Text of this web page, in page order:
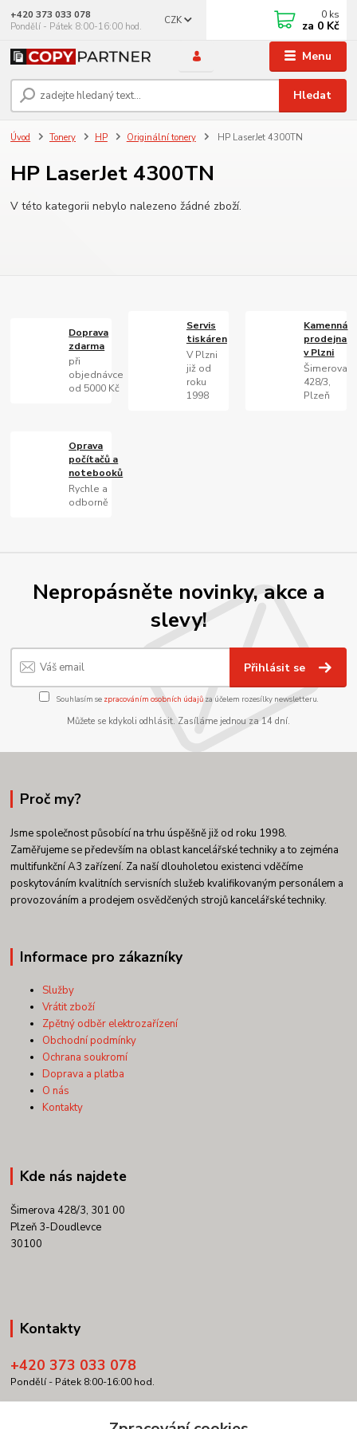
Menu
CZK
Hledat
+420 373 033 078
Pondělí - Pátek 8:00-16:00 hod.
0 ks
za 0 Kč
Úvod Tonery HP Originální tonery HP LaserJet 4300TN
HP LaserJet 4300TN
V této kategorii nebylo nalezeno žádné zboží.
Doprava
zdarma
při
objednávce
od 5000 Kč
Servis
tiskáren
V Plzni
již od
roku
1998
Kamenná
prodejna
v Plzni
Šimerova
428/3,
Plzeň
Oprava
počítačů a
notebooků
Rychle a
odborně
Nepropásněte novinky, akce a
slevy!
Přihlásit se
Souhlasím se zpracováním osobních údajůza účelem rozesílky newsletteru.
Můžete se kdykoli odhlásit. Zasíláme jednou za 14 dní.
Proč my?
Jsme společnost působící na trhu úspěšně již od roku 1998.
Zaměřujeme se především na oblast kancelářské techniky a to zejména
multifunkční A3 zařízení. Za naší dlouholetou existenci vděčíme
poskytováním kvalitních servisních služeb kvalifikovaným personálem a
provozováním a prodejem osvědčených strojů kancelářské techniky.
Informace pro zákazníky
Služby
Vrátit zboží
Zpětný odběr elektrozařízení
Obchodní podmínky
Ochrana soukromí
Doprava a platba
O nás
Kontakty
Kde nás najdete
Šimerova 428/3, 301 00
Plzeň 3-Doudlevce
30100
Kontakty
+420 373 033 078
Pondělí - Pátek 8:00-16:00 hod.